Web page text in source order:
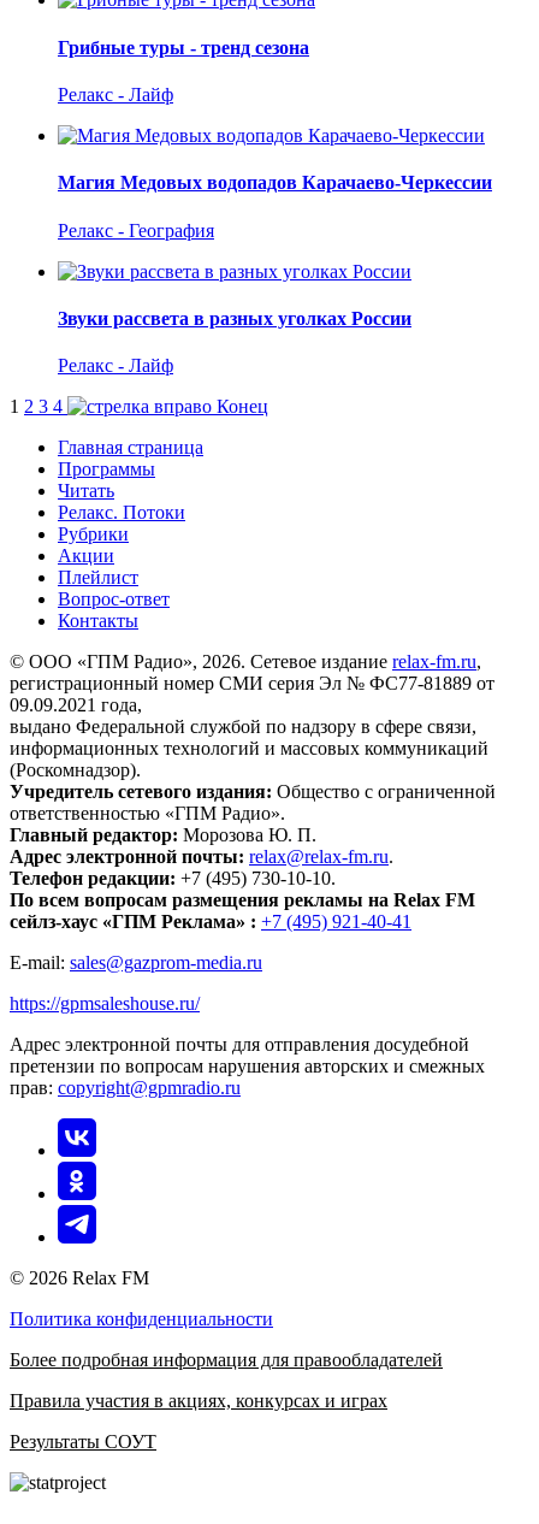
Грибные туры - тренд сезона
Релакс - Лайф
Магия Медовых водопадов Карачаево-Черкессии
Релакс - География
Звуки рассвета в разных уголках России
Релакс - Лайф
1 2 3 4
Конец
Главная страница
Программы
Читать
Релакс. Потоки
Рубрики
Акции
Плейлист
Вопрос-ответ
Контакты
© ООО «ГПМ Радио», 2026. Сетевое издание relax-fm.ru,
регистрационный номер СМИ серия Эл № ФС77-81889 от
09.09.2021 года,
выдано Федеральной службой по надзору в сфере связи,
информационных технологий и массовых коммуникаций
(Роскомнадзор).
Учредитель сетевого издания: Общество с ограниченной
ответственностью «ГПМ Радио».
Главный редактор: Морозова Ю. П.
Адрес электронной почты: relax@relax-fm.ru.
Телефон редакции: +7 (495) 730-10-10.
По всем вопросам размещения рекламы на Relax FM
сейлз-хаус «ГПМ Реклама» : +7 (495) 921-40-41
E-mail: sales@gazprom-media.ru
https://gpmsaleshouse.ru/
Адрес электронной почты для отправления досудебной
претензии по вопросам нарушения авторских и смежных
прав: copyright@gpmradio.ru
© 2026 Relax FM
Политика конфиденциальности
Более подробная информация для правообладателей
Правила участия в акциях, конкурсах и играх
Результаты СОУТ